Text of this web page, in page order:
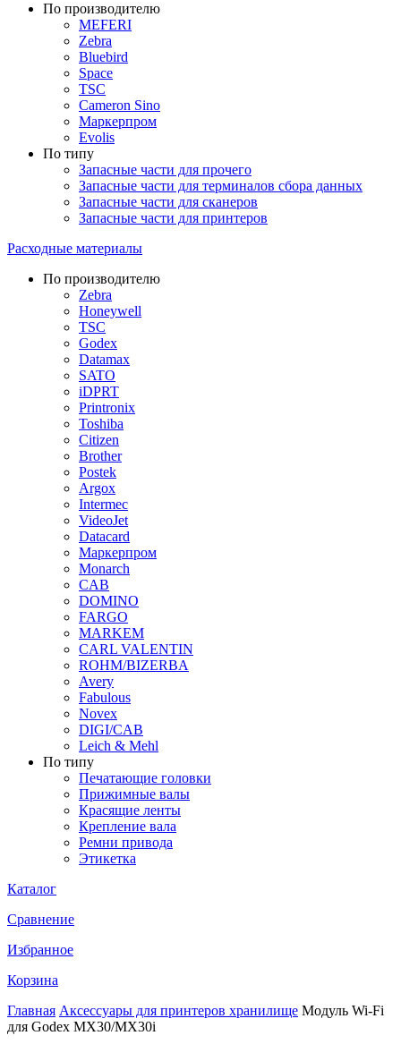
По производителю
MEFERI
Zebra
Bluebird
Space
TSC
Cameron Sino
Маркерпром
Evolis
По типу
Запасные части для прочего
Запасные части для терминалов сбора данных
Запасные части для сканеров
Запасные части для принтеров
Расходные материалы
По производителю
Zebra
Honeywell
TSC
Godex
Datamax
SATO
iDPRT
Printronix
Toshiba
Citizen
Brother
Postek
Argox
Intermec
VideoJet
Datacard
Маркерпром
Monarch
CAB
DOMINO
FARGO
MARKEM
CARL VALENTIN
ROHM/BIZERBA
Avery
Fabulous
Novex
DIGI/CAB
Leich & Mehl
По типу
Печатающие головки
Прижимные валы
Красящие ленты
Крепление вала
Ремни привода
Этикетка
Каталог
Сравнение
Избранное
Корзина
Главная Аксессуары для принтеров хранилище Модуль Wi-Fi
для Godex MX30/MX30i